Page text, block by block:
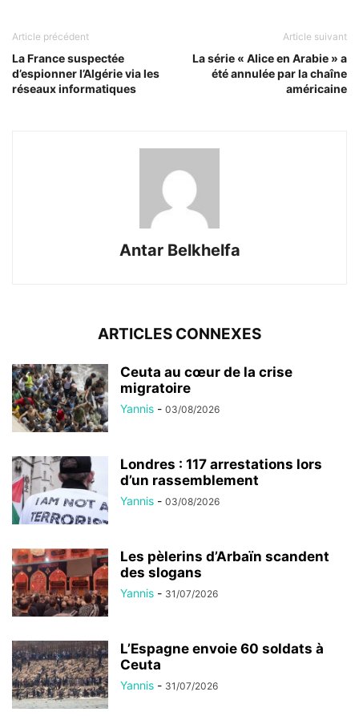
Article précédent
La France suspectée
d’espionner l’Algérie via les
réseaux informatiques
Article suivant
La série « Alice en Arabie » a
été annulée par la chaîne
américaine
Antar Belkhelfa
ARTICLES CONNEXES
Ceuta au cœur de la crise
migratoire
Yannis - 03/08/2026
Londres : 117 arrestations lors
d’un rassemblement
Yannis - 03/08/2026
Les pèlerins d’Arbaïn scandent
des slogans
Yannis - 31/07/2026
L’Espagne envoie 60 soldats à
Ceuta
Yannis - 31/07/2026